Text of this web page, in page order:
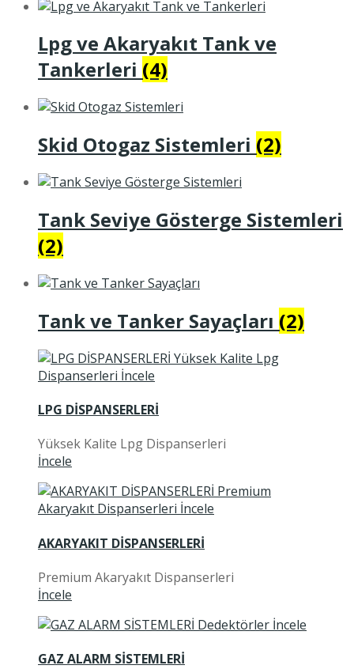
Lpg ve Akaryakıt Tank ve
Tankerleri (4)
Skid Otogaz Sistemleri (2)
Tank Seviye Gösterge Sistemleri
(2)
Tank ve Tanker Sayaçları (2)
LPG DİSPANSERLERİ
Yüksek Kalite Lpg Dispanserleri
İncele
AKARYAKIT DİSPANSERLERİ
Premium Akaryakıt Dispanserleri
İncele
GAZ ALARM SİSTEMLERİ